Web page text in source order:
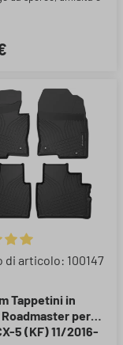
media di 5 su 5
di articolo: 100147
Tappetini in
per
5 (KF) 11/2016-